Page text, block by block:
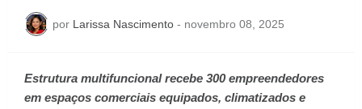
por Larissa Nascimento - novembro 08, 2025
Estrutura multifuncional recebe 300 empreendedores
em espaços comerciais equipados, climatizados e